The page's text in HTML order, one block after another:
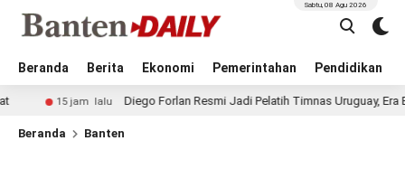
Beranda Berita Ekonomi Pemerintahan Pendidikan
Sabtu, 08 Agu 2026
jam lalu Diego Forlan Resmi Jadi Pelatih Timnas Uruguay, Era Baru La
Beranda Banten